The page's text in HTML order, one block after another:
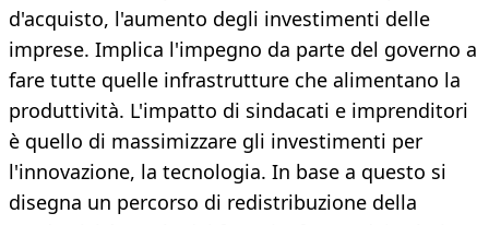
d'acquisto, l'aumento degli investimenti delle
imprese. Implica l'impegno da parte del governo a
fare tutte quelle infrastrutture che alimentano la
produttività. L'impatto di sindacati e imprenditori
è quello di massimizzare gli investimenti per
l'innovazione, la tecnologia. In base a questo si
disegna un percorso di redistribuzione della